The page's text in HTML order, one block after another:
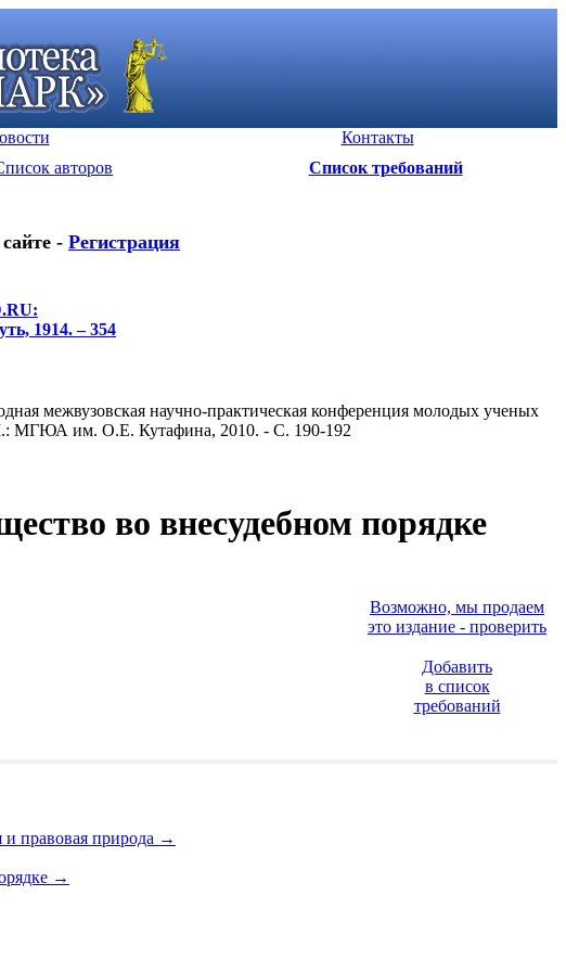
Контакты
авторов Список требований
- Регистрация
1914. – 354
межвузовская научно-практическая конференция молодых ученых
М.: МГЮА им. О.Е. Кутафина, 2010. - С. 190-192
во внесудебном порядке
Возможно, мы продаем
это издание - проверить
Добавить
в список
требований
правовая природа →
→